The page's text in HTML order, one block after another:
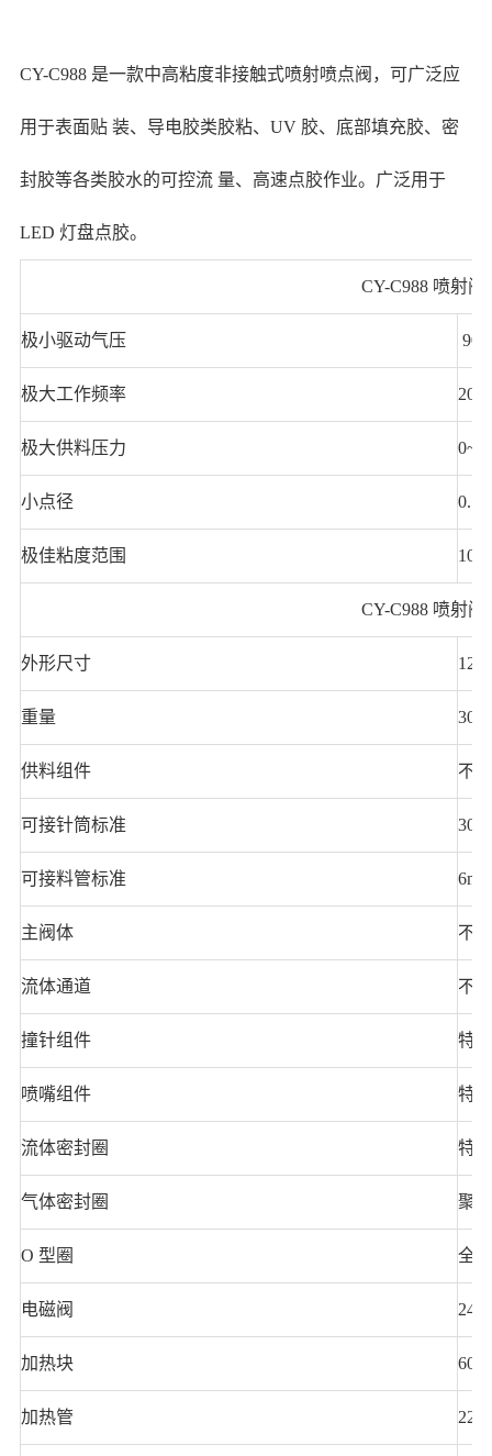
CY-C988 是一款中高粘度非接触式喷射喷点阀，可广泛应
用于表面贴 装、导电胶类胶粘、UV 胶、底部填充胶、密
封胶等各类胶水的可控流 量、高速点胶作业。广泛用于
LED 灯盘点胶。
CY-C988 喷射
极小驱动气压
极大工作频率 200
极大供料压力
小点径
极佳粘度范围
CY-C988 喷射
外形尺寸
重量
供料组件 不
可接针筒标准 30cc
可接料管标准 6mm
主阀体 不
流体通道 不
撞针组件 特
喷嘴组件 特
流体密封圈 特
气体密封圈 聚
O 型圈 全
电磁阀 24V
加热块
加热管